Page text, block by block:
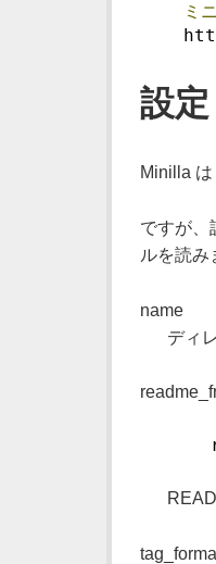
ミ
設定
Minilla は
ですが、
ルを読み
name
ディ